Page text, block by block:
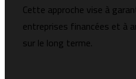
Cette approche vise à
entreprises financées et à
sur le long terme.